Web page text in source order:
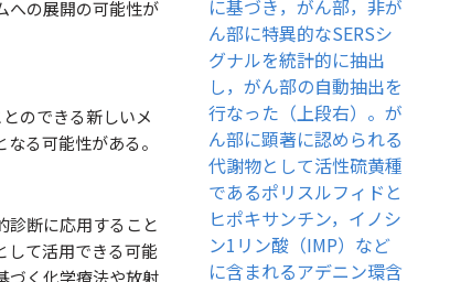
への展開の可能性が
のできる新しいメ
る可能性がある。
診断に応用すること
して活用できる可能
づく化学療法や放射